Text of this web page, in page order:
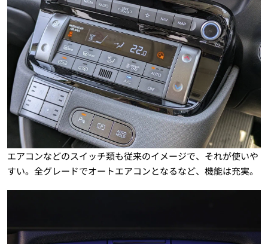
エアコンなどのスイッチ類も従来のイメージで、それが使いや
すい。全グレードでオートエアコンとなるなど、機能は充実。